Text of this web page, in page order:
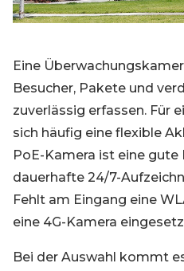
Eine
Besucher, Pakete und
zuverlässig erfassen. Für
sich häufig eine flexible
PoE-Kamera ist eine gute
dauerhafte 24/7-
Fehlt am Eingang eine
eine 4G-Kamera
Bei der Auswahl kommt